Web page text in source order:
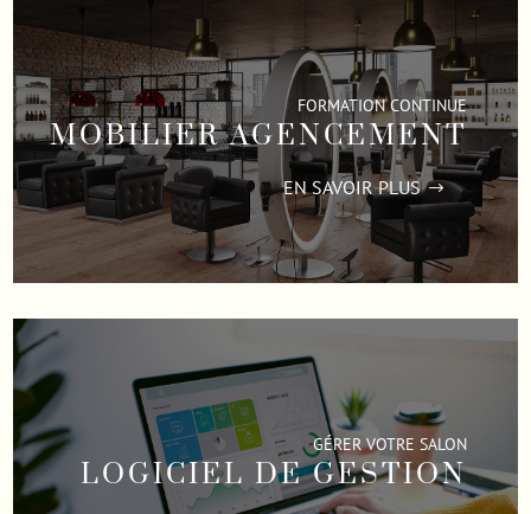
FORMATION CONTINUE
MOBILIER AGENCEMENT
EN SAVOIR PLUS
GÉRER VOTRE SALON
LOGICIEL DE GESTION